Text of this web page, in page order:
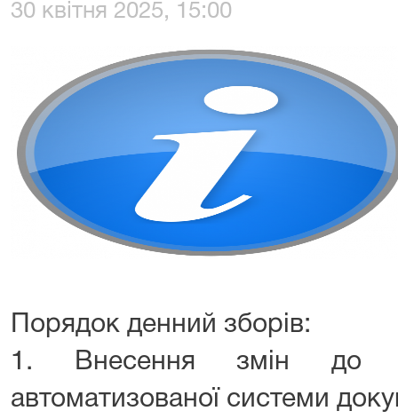
30 квітня 2025, 15:00
Порядок денний зборів:
1. Внесення змін до
автоматизованої системи